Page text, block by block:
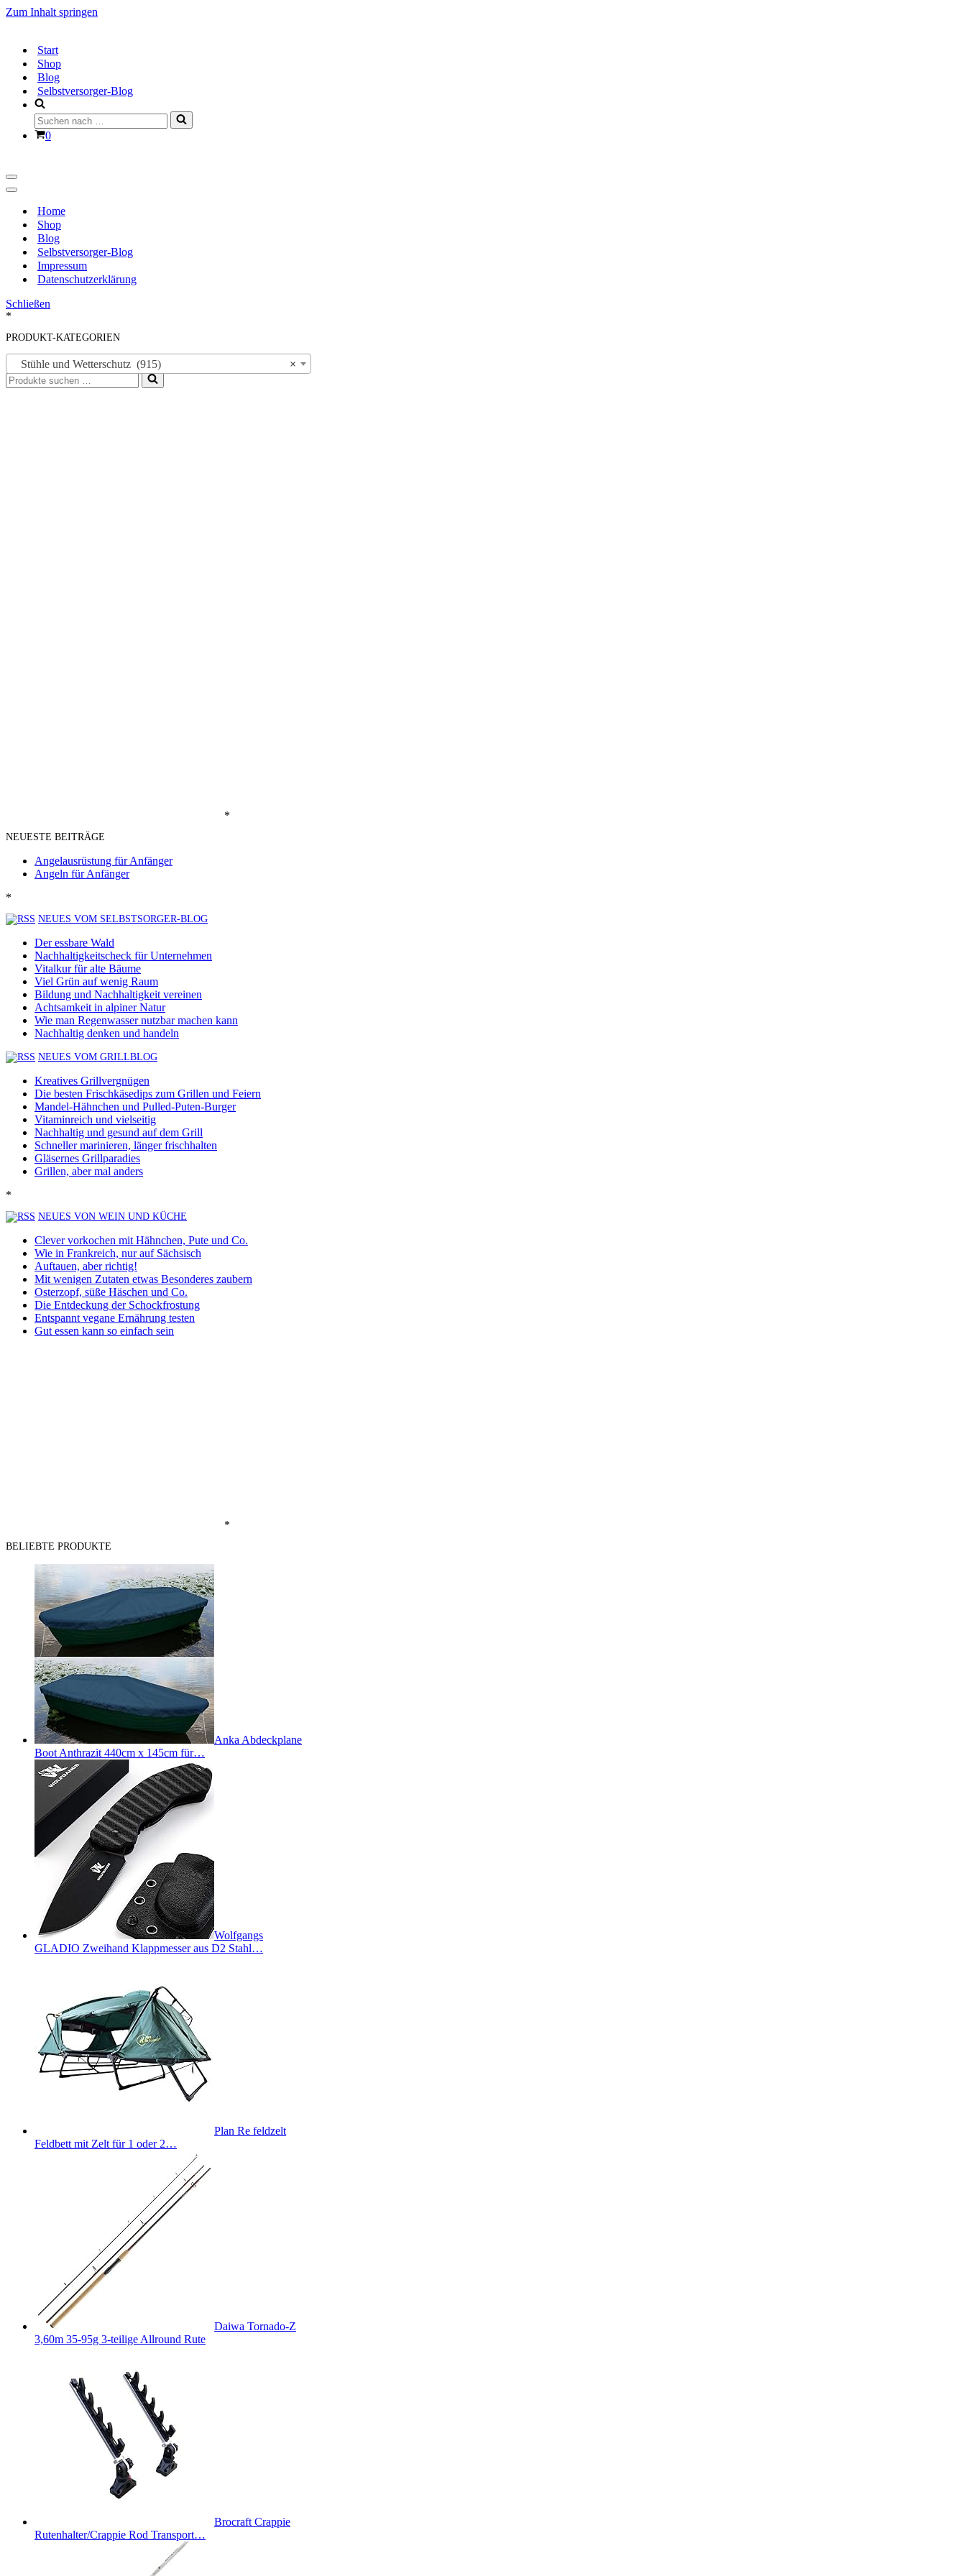
Zum Inhalt springen
Start
Shop
Blog
Selbstversorger-Blog
Suchen
nach …
Warenkorb
0
Navigationsmenü
Navigationsmenü
Home
Shop
Blog
Selbstversorger-Blog
Impressum
Datenschutzerklärung
Schließen
*
PRODUKT-KATEGORIEN
×
Stühle und Wetterschutz (915)
Suchen
nach …
*
NEUESTE BEITRÄGE
Angelausrüstung für Anfänger
Angeln für Anfänger
*
NEUES VOM SELBSTSORGER-BLOG
Der essbare Wald
Nachhaltigkeitscheck für Unternehmen
Vitalkur für alte Bäume
Viel Grün auf wenig Raum
Bildung und Nachhaltigkeit vereinen
Achtsamkeit in alpiner Natur
Wie man Regenwasser nutzbar machen kann
Nachhaltig denken und handeln
NEUES VOM GRILLBLOG
Kreatives Grillvergnügen
Die besten Frischkäsedips zum Grillen und Feiern
Mandel-Hähnchen und Pulled-Puten-Burger
Vitaminreich und vielseitig
Nachhaltig und gesund auf dem Grill
Schneller marinieren, länger frischhalten
Gläsernes Grillparadies
Grillen, aber mal anders
*
NEUES VON WEIN UND KÜCHE
Clever vorkochen mit Hähnchen, Pute und Co.
Wie in Frankreich, nur auf Sächsisch
Auftauen, aber richtig!
Mit wenigen Zutaten etwas Besonderes zaubern
Osterzopf, süße Häschen und Co.
Die Entdeckung der Schockfrostung
Entspannt vegane Ernährung testen
Gut essen kann so einfach sein
*
BELIEBTE PRODUKTE
Anka Abdeckplane
Boot Anthrazit 440cm x 145cm für…
Wolfgangs
GLADIO Zweihand Klappmesser aus D2 Stahl…
Plan Re feldzelt
Feldbett mit Zelt für 1 oder 2…
Daiwa Tornado-Z
3,60m 35-95g 3-teilige Allround Rute
Brocraft Crappie
Rutenhalter/Crappie Rod Transport…